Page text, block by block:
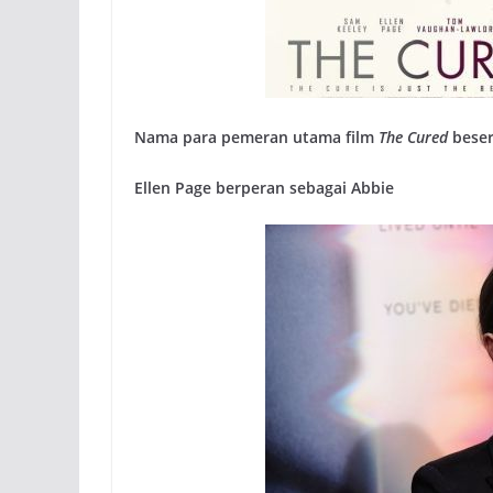
Nama para pemeran utama film The Cured
Ellen Page berperan sebagai Abbie